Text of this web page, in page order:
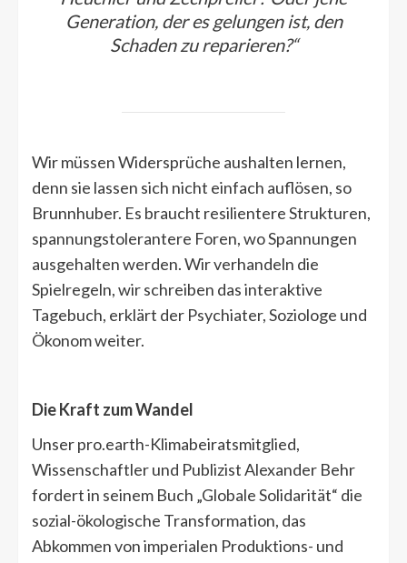
Generation, der es gelungen ist, den
Schaden zu reparieren?“
Wir müssen Widersprüche aushalten lernen,
denn sie lassen sich nicht einfach auflösen, so
Brunnhuber. Es braucht resilientere Strukturen,
spannungstolerantere Foren, wo Spannungen
ausgehalten werden. Wir verhandeln die
Spielregeln, wir schreiben das interaktive
Tagebuch, erklärt der Psychiater, Soziologe und
Ökonom weiter.
Die Kraft zum Wandel
Unser pro.earth-Klimabeiratsmitglied,
Wissenschaftler und Publizist Alexander Behr
fordert in seinem Buch „Globale Solidarität“ die
sozial-ökologische Transformation, das
Abkommen von imperialen Produktions- und